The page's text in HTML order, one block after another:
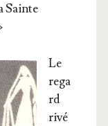
Sainte
Le
rega
rd
rivé